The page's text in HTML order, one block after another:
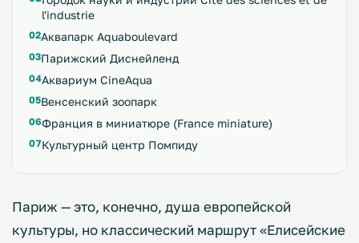
l'industrie
Аквапарк Aquaboulevard
Парижский Диснейленд
Аквариум CineAqua
Венсенский зоопарк
Франция в миниатюре (France miniature)
Культурный центр Помпиду
Париж — это, конечно, душа европейской
культуры, но классический маршрут «Елисейские